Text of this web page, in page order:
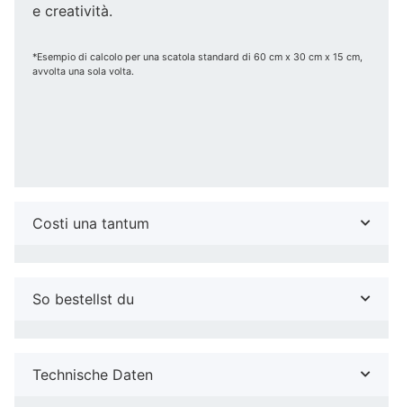
e creatività.
*Esempio di calcolo per una scatola standard di 60 cm x 30 cm x 15 cm,
avvolta una sola volta.
Costi una tantum
So bestellst du
Technische Daten